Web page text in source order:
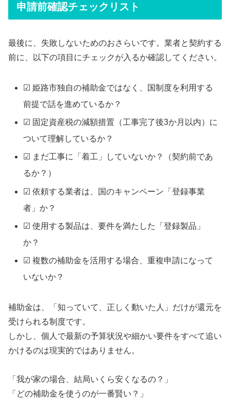
申請前確認チェックリスト
最後に、失敗しないためのおさらいです。業者と契約する
前に、以下の項目にチェックが入るか確認してください。
☑ 姫路市独自の補助金ではなく、国制度を利用する
前提で話を進めているか？
☑ 固定資産税の減額措置（工事完了後3か月以内）に
ついて理解しているか？
☑ まだ工事に「着工」していないか？（契約前であ
るか？）
☑ 依頼する業者は、国のキャンペーン「登録事業
者」か？
☑ 使用する製品は、要件を満たした「登録製品」
か？
☑ 複数の補助金を活用する場合、重複申請になって
いないか？
補助金は、「知っていて、正しく動いた人」だけが還元を
受けられる制度です。
しかし、個人で最新の予算状況や細かい要件をすべて追い
かけるのは現実的ではありません。
「我が家の場合、結局いくら安くなるの？」
「どの補助金を使うのが一番賢い？」